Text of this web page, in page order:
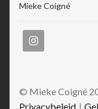
Mieke Coigné
© Mieke Coigné
Privacybeleid